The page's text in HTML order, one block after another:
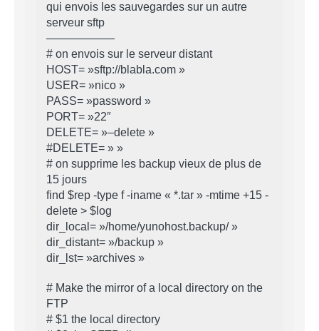
qui envois les sauvegardes sur un autre
serveur sftp
——————
# on envois sur le serveur distant
HOST= »sftp://blabla.com »
USER= »nico »
PASS= »password »
PORT= »22″
DELETE= »–delete »
#DELETE= » »
# on supprime les backup vieux de plus de
15 jours
find $rep -type f -iname « *.tar » -mtime +15 -
delete > $log
dir_local= »/home/yunohost.backup/ »
dir_distant= »/backup »
dir_lst= »archives »
# Make the mirror of a local directory on the
FTP
# $1 the local directory